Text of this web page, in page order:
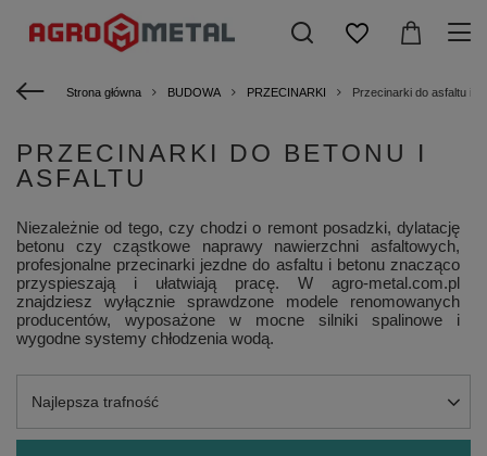
Strona główna BUDOWA PRZECINARKI Przecinarki do asfaltu i
PRZECINARKI DO BETONU I
ASFALTU
Niezależnie od tego, czy chodzi o remont posadzki, dylatację
betonu czy cząstkowe naprawy nawierzchni asfaltowych,
profesjonalne przecinarki jezdne do asfaltu i betonu znacząco
przyspieszają i ułatwiają pracę. W agro-metal.com.pl
znajdziesz wyłącznie sprawdzone modele renomowanych
producentów, wyposażone w mocne silniki spalinowe i
wygodne systemy chłodzenia wodą.
Zmień sortowanie
Najlepsza trafność